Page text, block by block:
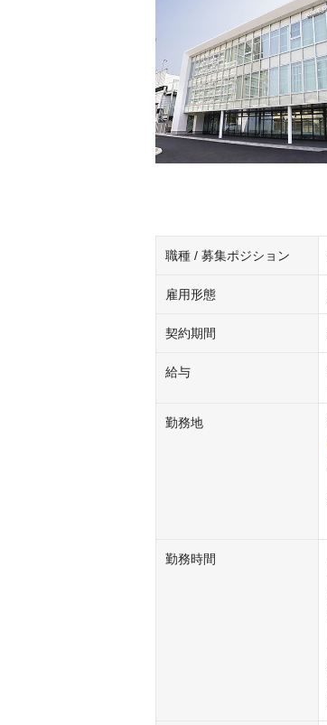
職種 / 募集ポジション
雇用形態
契約期間
給与
勤務地
勤務時間